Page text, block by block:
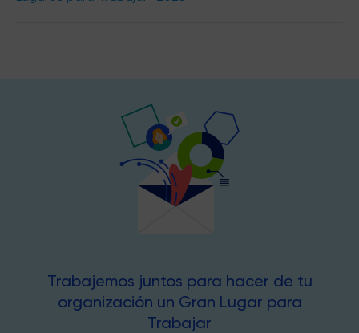
Trabajemos juntos para hacer de tu
organización un Gran Lugar para
Trabajar